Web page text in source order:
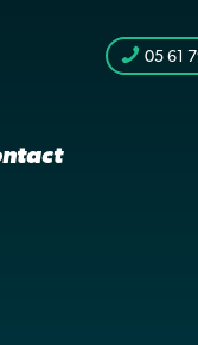
05 61